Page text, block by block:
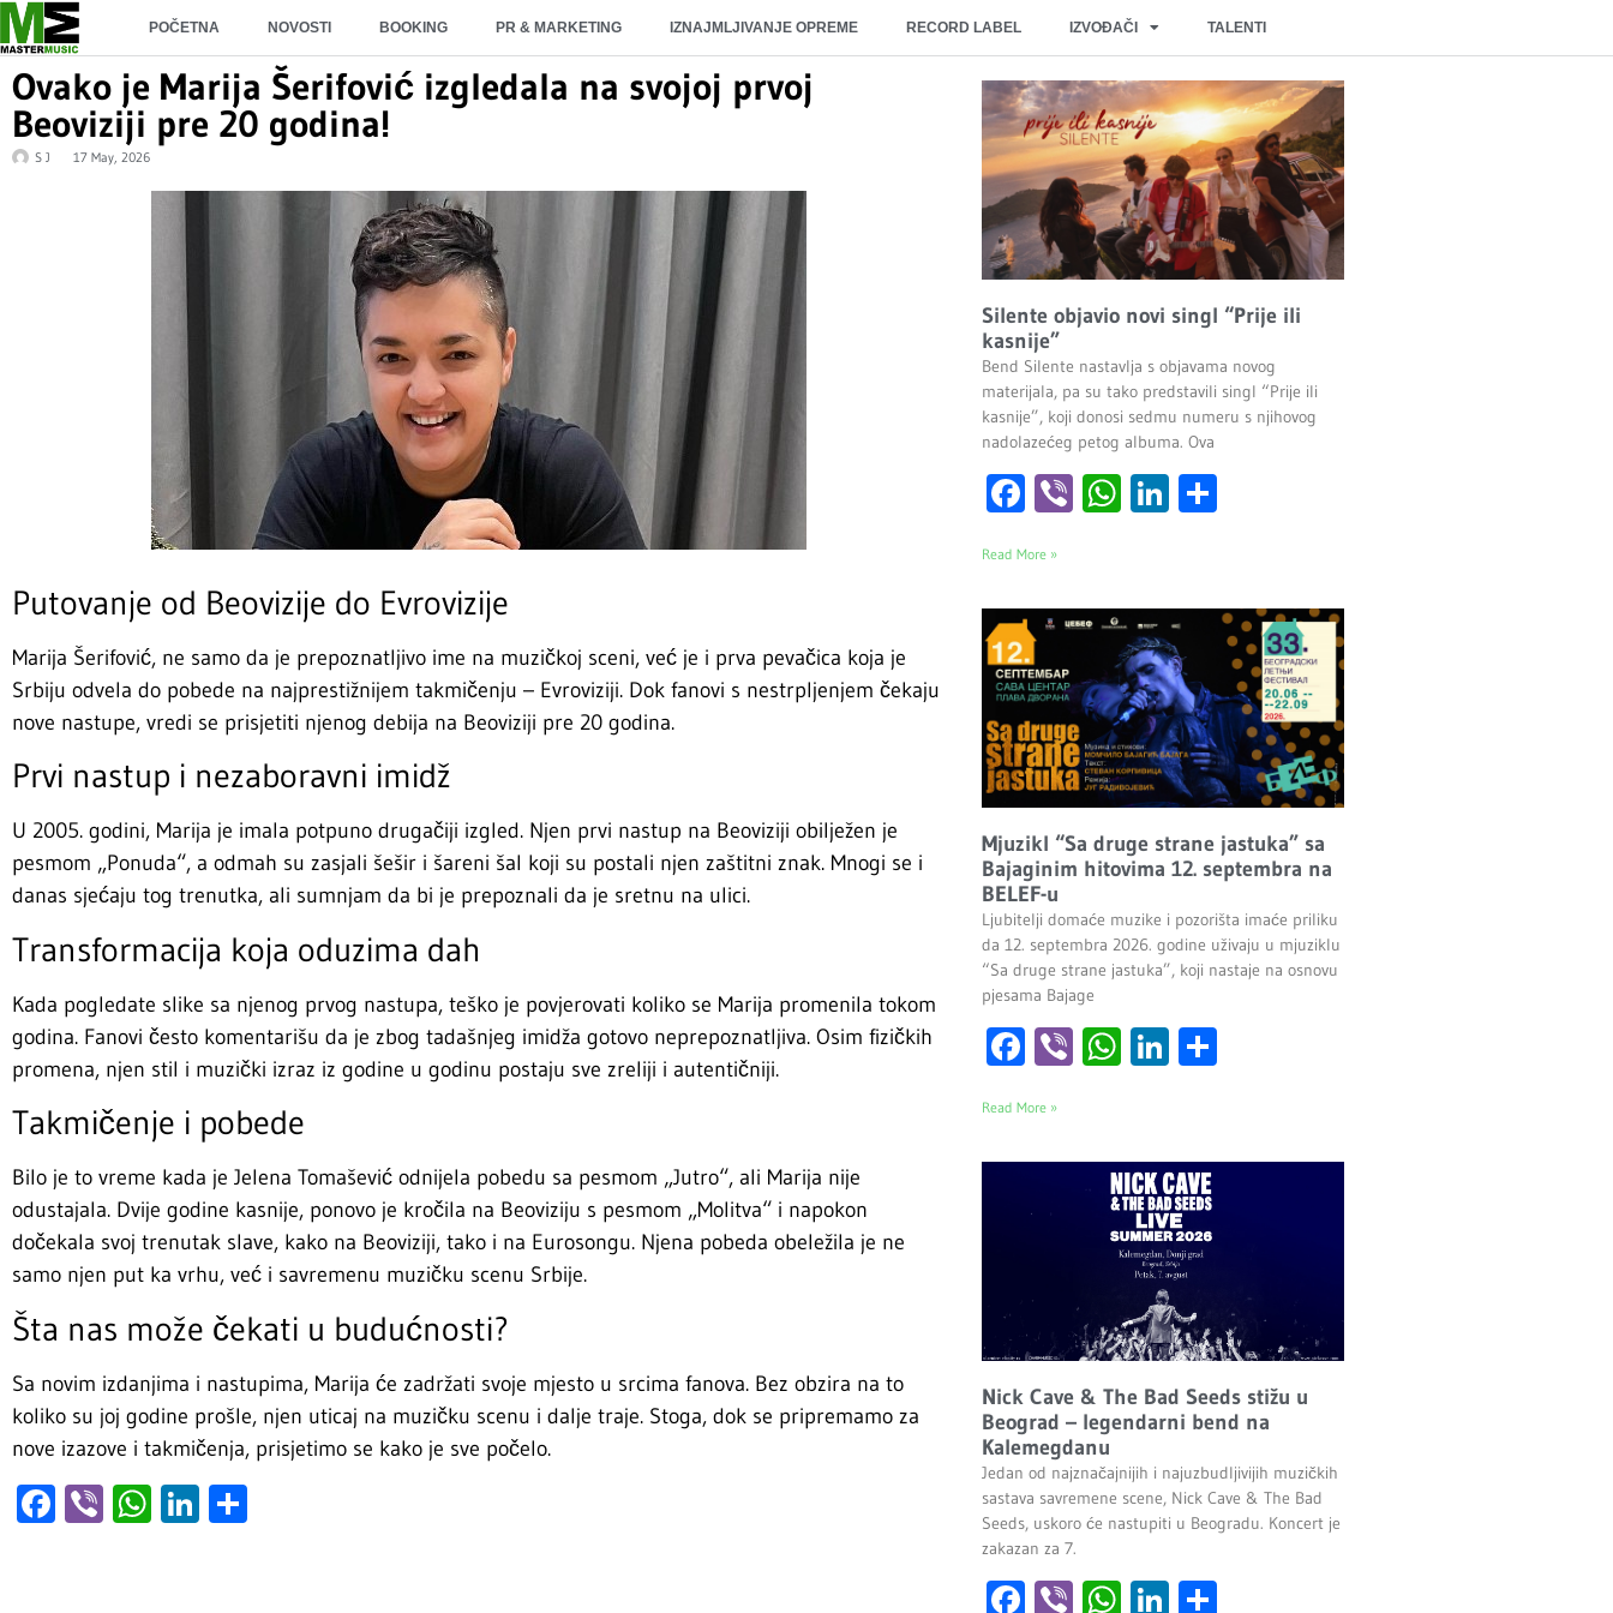
POČETNA NOVOSTI BOOKING PR & MARKETING IZNAJMLJIVANJE OPREME RECORD LABEL IZVOĐAČI TALENTI
Ovako je Marija Šerifović izgledala na svojoj prvoj
Beoviziji pre 20 godina!
S J 17 May, 2026
Putovanje od Beovizije do Evrovizije
Marija Šerifović, ne samo da je prepoznatljivo ime na muzičkoj sceni, već je i prva pevačica koja je
Srbiju odvela do pobede na najprestižnijem takmičenju – Evroviziji. Dok fanovi s nestrpljenjem čekaju
nove nastupe, vredi se prisjetiti njenog debija na Beoviziji pre 20 godina.
Prvi nastup i nezaboravni imidž
U 2005. godini, Marija je imala potpuno drugačiji izgled. Njen prvi nastup na Beoviziji obilježen je
pesmom „Ponuda“, a odmah su zasjali šešir i šareni šal koji su postali njen zaštitni znak. Mnogi se i
danas sjećaju tog trenutka, ali sumnjam da bi je prepoznali da je sretnu na ulici.
Transformacija koja oduzima dah
Kada pogledate slike sa njenog prvog nastupa, teško je povjerovati koliko se Marija promenila tokom
godina. Fanovi često komentarišu da je zbog tadašnjeg imidža gotovo neprepoznatljiva. Osim fizičkih
promena, njen stil i muzički izraz iz godine u godinu postaju sve zreliji i autentičniji.
Takmičenje i pobede
Bilo je to vreme kada je Jelena Tomašević odnijela pobedu sa pesmom „Jutro“, ali Marija nije
odustajala. Dvije godine kasnije, ponovo je kročila na Beoviziju s pesmom „Molitva“ i napokon
dočekala svoj trenutak slave, kako na Beoviziji, tako i na Eurosongu. Njena pobeda obeležila je ne
samo njen put ka vrhu, već i savremenu muzičku scenu Srbije.
Šta nas može čekati u budućnosti?
Sa novim izdanjima i nastupima, Marija će zadržati svoje mjesto u srcima fanova. Bez obzira na to
koliko su joj godine prošle, njen uticaj na muzičku scenu i dalje traje. Stoga, dok se pripremamo za
nove izazove i takmičenja, prisjetimo se kako je sve počelo.
Facebook
ViberWhatsApp
LinkedIn
Silente objavio novi singl “Prije ili
kasnije”
Bend Silente nastavlja s objavama novog
materijala, pa su tako predstavili singl “Prije ili
kasnije”, koji donosi sedmu numeru s njihovog
nadolazećeg petog albuma. Ova
Facebook
ViberWhatsApp
LinkedIn
Read More »
Mjuzikl “Sa druge strane jastuka” sa
Bajaginim hitovima 12. septembra na
BELEF-u
Ljubitelji domaće muzike i pozorišta imaće priliku
da 12. septembra 2026. godine uživaju u mjuziklu
“Sa druge strane jastuka”, koji nastaje na osnovu
pjesama Bajage
Facebook
ViberWhatsApp
LinkedIn
Read More »
Nick Cave & The Bad Seeds stižu u
Beograd – legendarni bend na
Kalemegdanu
Jedan od najznačajnijih i najuzbudljivijih muzičkih
sastava savremene scene, Nick Cave & The Bad
Seeds, uskoro će nastupiti u Beogradu. Koncert je
zakazan za 7.
Facebook
ViberWhatsApp
LinkedIn